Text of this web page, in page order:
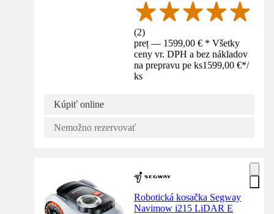
(2)
preț — 1599,00 € * Všetky
ceny vr. DPH a bez nákladov
na prepravu pe ks1599,00 €*/
ks
Kúpiť online
Nemožno rezervovať
Robotická kosačka Segway
Navimow i215 LiDAR E